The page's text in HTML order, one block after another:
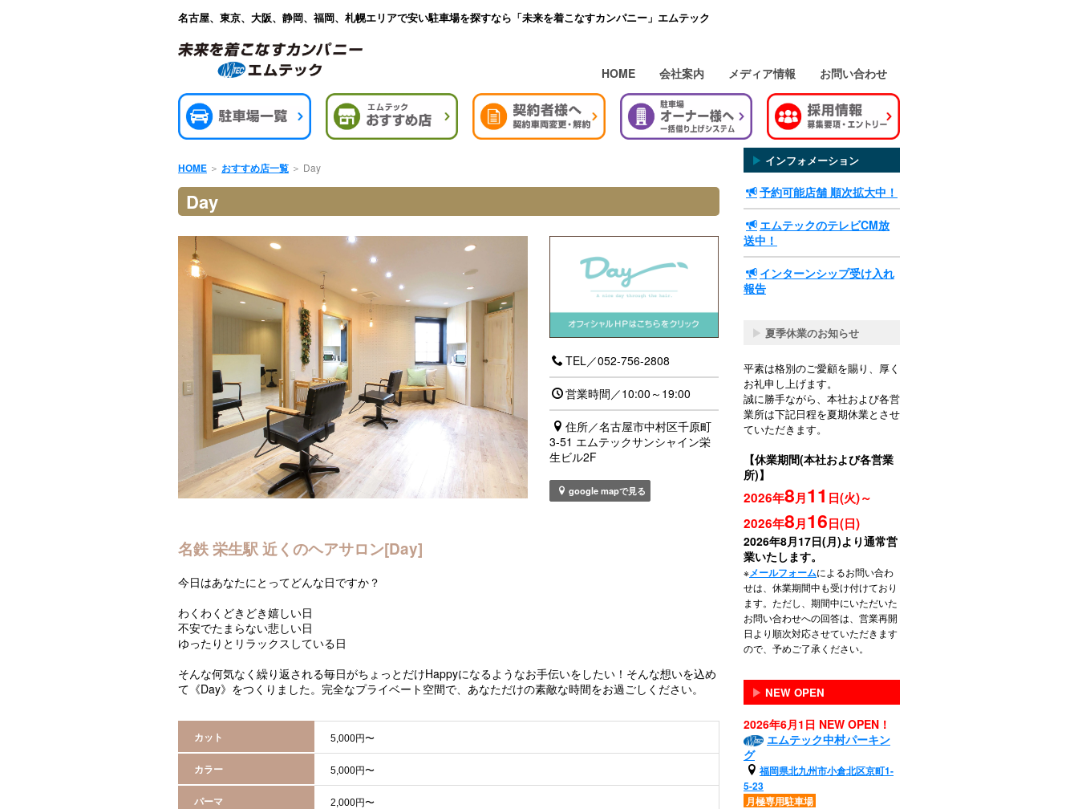
名古屋、東京、大阪、静岡、福岡、札幌エリアで安い駐車場を探すなら「未来を着こなすカンパニー」エムテック
HOME 会社案内 メディア情報 お問い合わせ
HOME ＞ おすすめ店一覧 ＞ Day
Day
TEL／052-756-2808
営業時間／10:00～19:00
住所／名古屋市中村区千原町
3-51 エムテックサンシャイン栄
生ビル2F
google mapで見る
名鉄 栄生駅 近くのヘアサロン[Day]
今日はあなたにとってどんな日ですか？
わくわくどきどき嬉しい日
不安でたまらない悲しい日
ゆったりとリラックスしている日
そんな何気なく繰り返される毎日がちょっとだけHappyになるようなお手伝いをしたい！そんな想いを込め
て《Day》をつくりました。完全なプライベート空間で、あなただけの素敵な時間をお過ごしください。
カット 5,000円〜
カラー 5,000円〜
パーマ 2,000円〜
▶ インフォメーション
予約可能店舗 順次拡大中！
エムテックのテレビCM放
送中！
インターンシップ受け入れ
報告
▶ 夏季休業のお知らせ
平素は格別のご愛顧を賜り、厚く
お礼申し上げます。
誠に勝手ながら、本社および各営
業所は下記日程を夏期休業とさせ
ていただきます。
【休業期間(本社および各営業
所)】
2026年8月11 日(火)～
2026年8月16日(日)
2026年8月17日(月)より通常営
業いたします。
※メールフォームによるお問い合わ
せは、休業期間中も受け付けており
ます。ただし、期間中にいただいた
お問い合わせへの回答は、営業再開
日より順次対応させていただきます
ので、予めご了承ください。
▶ NEW OPEN
2026年6月1日 NEW OPEN！
エムテック中村パーキン
グ
福岡県北九州市小倉北区京町1-
5-23
月極専用駐車場